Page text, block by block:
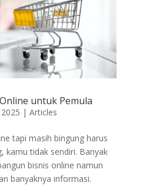
untuk Pemula
| Articles
tapi masih bingung harus
kamu tidak sendiri. Banyak
bisnis online namun
banyaknya informasi.